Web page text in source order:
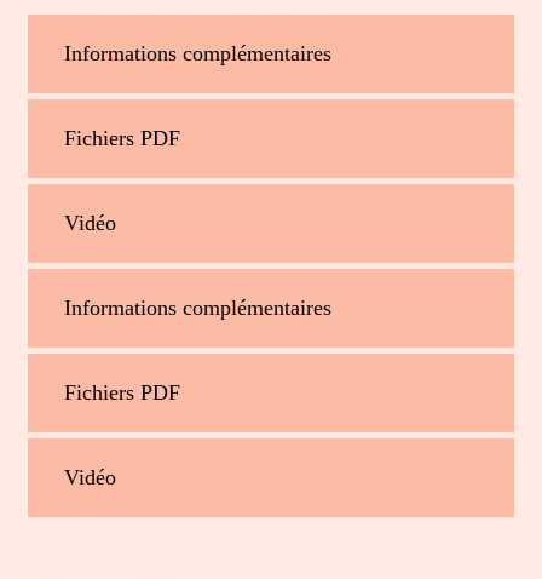
Informations complémentaires
Fichiers PDF
Vidéo
Informations complémentaires
Fichiers PDF
Vidéo